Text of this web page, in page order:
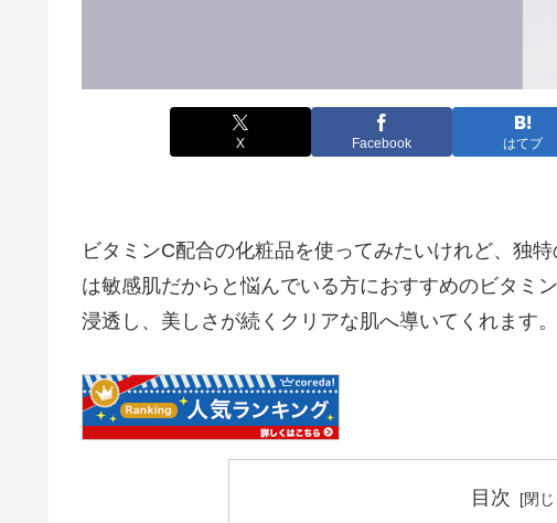
X Facebook はてブ
ビタミンC配合の化粧品を使ってみたいけれど、独
は敏感肌だからと悩んでいる方におすすめのビタミ
浸透し、美しさが続くクリアな肌へ導いてくれます。
目次